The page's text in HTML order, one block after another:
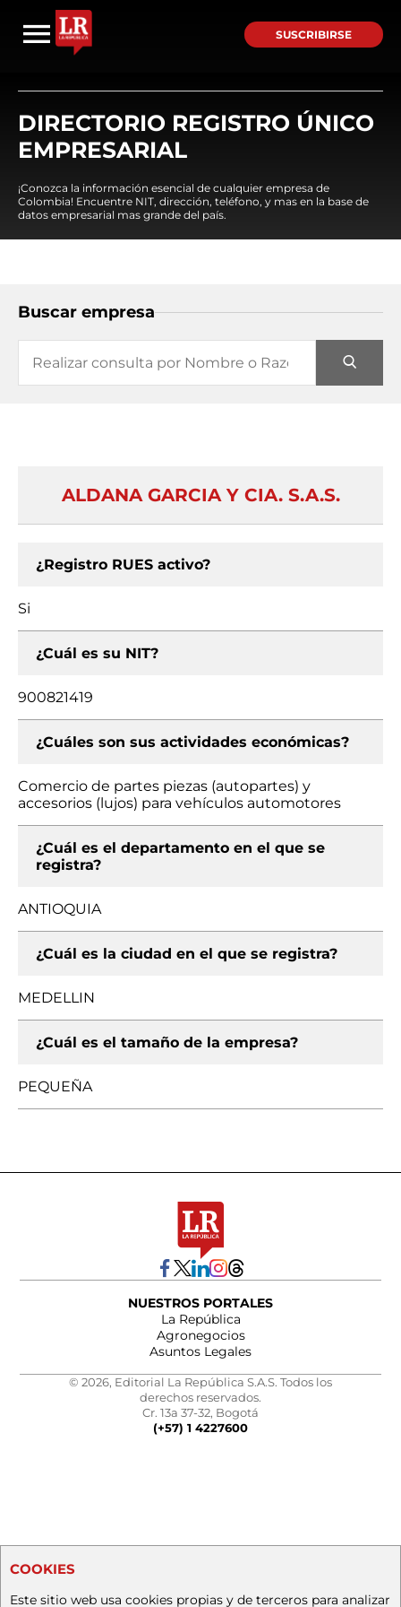
SUSCRIBIRSE
DIRECTORIO REGISTRO ÚNICO
EMPRESARIAL
¡Conozca la información esencial de cualquier empresa de
Colombia! Encuentre NIT, dirección, teléfono, y mas en la base de
datos empresarial mas grande del país.
Buscar empresa
ALDANA GARCIA Y CIA. S.A.S.
¿Registro RUES activo?
Si
¿Cuál es su NIT?
900821419
¿Cuáles son sus actividades económicas?
Comercio de partes piezas (autopartes) y
accesorios (lujos) para vehículos automotores
¿Cuál es el departamento en el que se
registra?
ANTIOQUIA
¿Cuál es la ciudad en el que se registra?
MEDELLIN
¿Cuál es el tamaño de la empresa?
PEQUEÑA
NUESTROS PORTALES
La República
Agronegocios
Asuntos Legales
© 2026, Editorial La República S.A.S. Todos los
derechos reservados.
Cr. 13a 37-32, Bogotá
(+57) 1 4227600
COOKIES
Este sitio web usa cookies propias y de terceros para analizar